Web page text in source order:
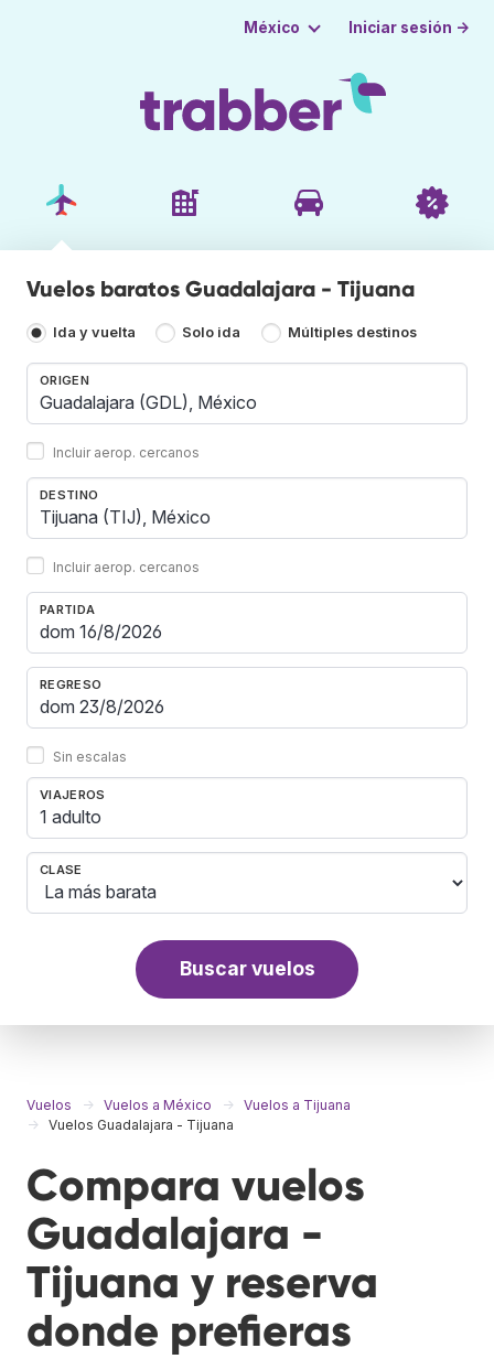
México Iniciar sesión →
Vuelos baratos Guadalajara - Tijuana
Ida y vuelta Solo ida Múltiples destinos
ORIGEN
Incluir aerop. cercanos
DESTINO
Incluir aerop. cercanos
PARTIDA
REGRESO
Sin escalas
VIAJEROS
1 adulto
CLASE
Buscar vuelos
Vuelos Vuelos a México
Vuelos a Tijuana
Vuelos Guadalajara - Tijuana
Compara vuelos
Guadalajara -
Tijuana y reserva
donde prefieras